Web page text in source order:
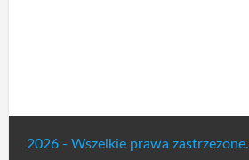
2026 - Wszelkie prawa zastrzezone.